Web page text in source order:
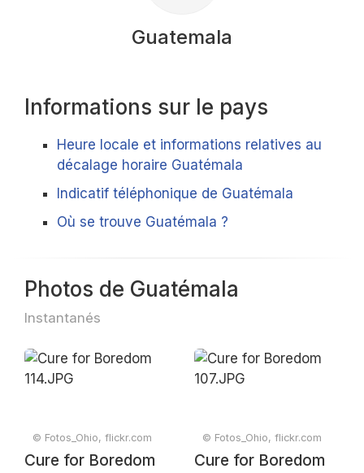
Guatemala
Informations sur le pays
Heure locale et informations relatives au
décalage horaire Guatémala
Indicatif téléphonique de Guatémala
Où se trouve Guatémala ?
Photos de Guatémala
Instantanés
© Fotos_Ohio, flickr.com
Cure for Boredom
© Fotos_Ohio, flickr.com
Cure for Boredom